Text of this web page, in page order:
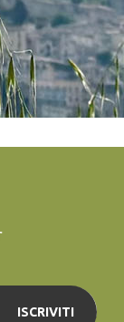
ISCRIVITI